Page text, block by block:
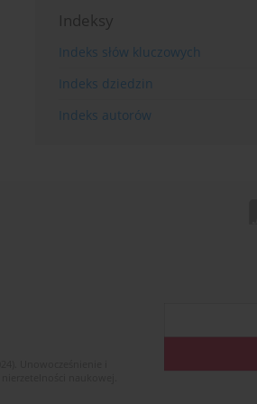
Indeksy
Indeks słów kluczowych
Indeks dziedzin
Indeks autorów